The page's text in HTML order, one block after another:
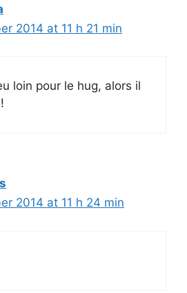
2014 at 11 h 21 min
loin pour le hug, alors il
2014 at 11 h 24 min